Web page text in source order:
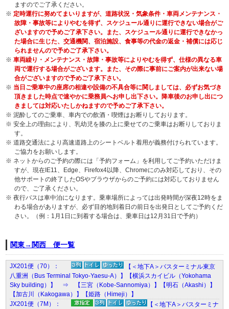
ますのでご了承ください。
※ 定時運行に努めてまいりますが、道路状況・気象条件・車両メンテナンス・
故障・事故等によりやむを得ず、スケジュール通りに運行できない場合がご
ざいますので予めご了承下さい。また、スケジュール通りに運行できなかっ
た場合に生じた、交通機関、宿泊施設、食事等の代金の返金・補償には応じ
られませんので予めご了承下さい。
※ 車両繰り・メンテナンス・故障・事故等によりやむを得ず、仕様の異なる車
両で運行する場合がございます。また、その際に事前にご案内が出来ない場
合がございますので予めご了承下さい。
※ 当日ご乗車中の座席の相違や設備の不具合等に関しましては、必ずお気づき
頂きました時点で速やかに乗務員へお申し出下さい。降車後のお申し出につ
きましては対応いたしかねますので予めご了承下さい。
※ 泥酔してのご乗車、車内での飲酒・喫煙はお断りしております。
※ 安全上の理由により、乳幼児を膝の上に乗せてのご乗車はお断りしておりま
す。
※ 道路交通法により高速道路上のシートベルト着用が義務付けられています。
ご協力をお願いします。
※ ネットからのご予約の際には「予約フォーム」を利用してご予約いただけま
すが、現在IE11、Edge、Firefox4以降、Chromeにのみ対応しており、その
他サポートの終了したOSやブラウザからのご予約には対応しておりません
ので、ご了承ください。
※ 夜行バスは車中泊になります。乗車場所によっては出発時間が深夜12時をま
わる場合がありますが、必ず目的地到着日の前日を出発日としてご予約くだ
さい。（例：1月1日に到着する場合は、乗車日は12月31日で予約）
関東→関西 便一覧
JX201便（70）：
【＜地下A＞バスターミナル東京
八重洲（Bus Terminal Tokyo-Yaesu-A）】【横浜スカイビル（Yokohama
Sky building）】 ⇒ 【三宮（Kobe-Sannomiya）】【明石（Akashi）】
【加古川（Kakogawa）】【姫路（Himeji）】
JX201便（7M）：
【＜地下A＞バスターミナ